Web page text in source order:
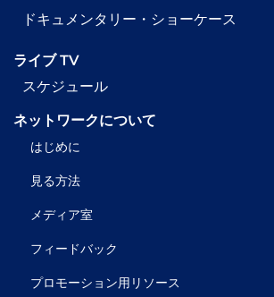
ドキュメンタリー・ショーケース
ライブ TV
スケジュール
ネットワークについて
はじめに
見る方法
メディア室
フィードバック
プロモーション用リソース